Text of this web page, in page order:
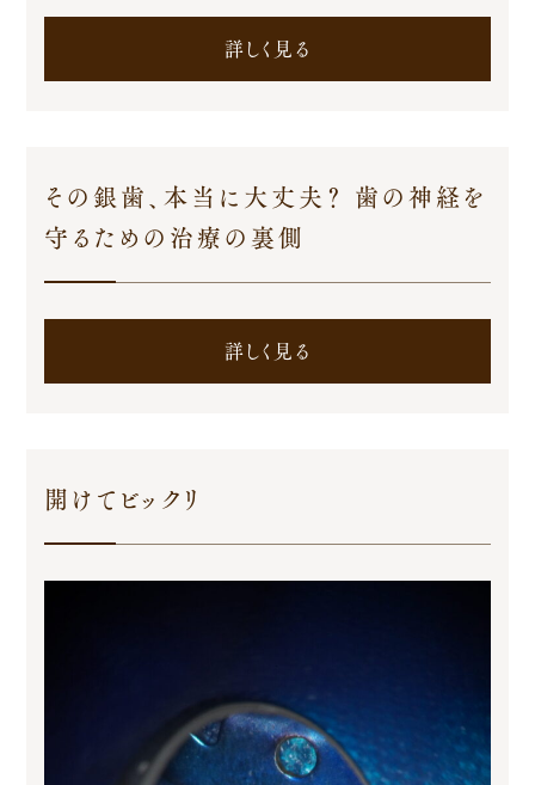
詳しく見る
その銀歯、本当に大丈夫？ 歯の神経を
守るための治療の裏側
詳しく見る
開けてビックリ